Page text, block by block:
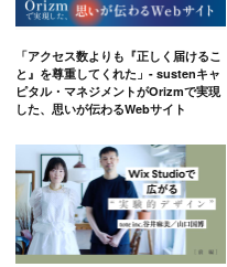
「アクセス数よりも『正しく届けるこ
と』を尊重してくれた」- sustenキャ
ピタル・マネジメントがOrizmで実現
した、思いが伝わるWebサイト